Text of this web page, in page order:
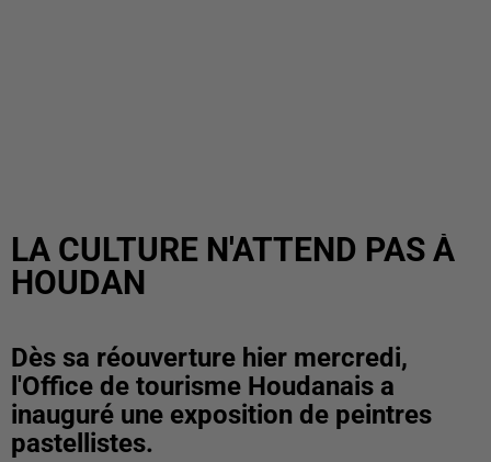
LA CULTURE N'ATTEND PAS À
HOUDAN
Dès sa réouverture hier mercredi,
l'Office de tourisme Houdanais a
inauguré une exposition de peintres
pastellistes.